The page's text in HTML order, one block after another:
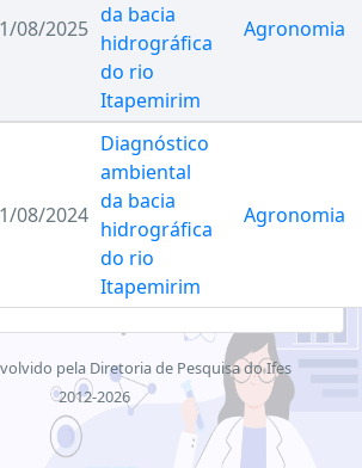
08/2025
da bacia
hidrográfica
do rio
Itapemirim
Agronomia
08/2024
Diagnóstico
ambiental
da bacia
hidrográfica
do rio
Itapemirim
Agronomia
pela Diretoria de Pesquisa do Ifes
2012-2026